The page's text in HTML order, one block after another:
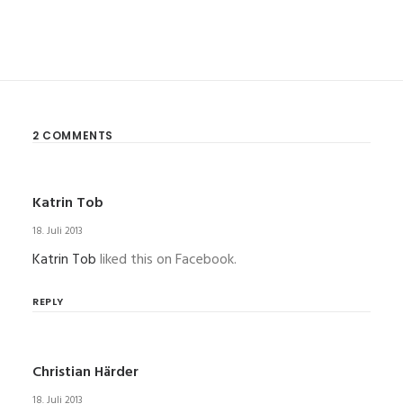
2 COMMENTS
Katrin Tob
18. Juli 2013
Katrin Tobliked this on Facebook.
REPLY
Christian Härder
18. Juli 2013